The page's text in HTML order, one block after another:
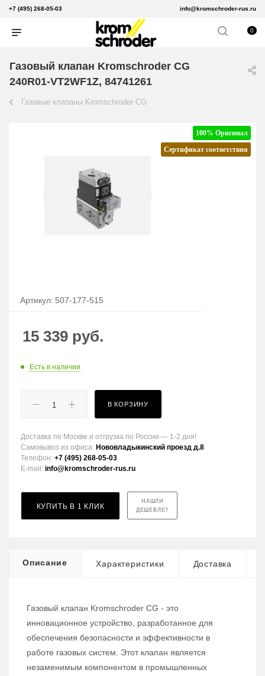
+7 (495) 268-05-03 info@kromschroder-rus.ru
0
Газовый клапан Kromschroder CG
240R01-VT2WF1Z, 84741261
Газовые клапаны Kromschroder CG
100% Оригинал
Сертификат соответствия
Артикул: 507-177-515
15 339 руб.
Есть в наличии
В КОРЗИНУ
Доставка по Москве и отгрузка по России — 1-2 дня!
Самовывоз из офиса: Нововладыкинский проезд д.8
Телефон: +7 (495) 268-05-03
E-mail: info@kromschroder-rus.ru
КУПИТЬ В 1 КЛИК
НАШЛИ
ДЕШЕВЛЕ?
Описание Характеристики Доставка
Газовый клапан Kromschroder CG - это
инновационное устройство, разработанное для
обеспечения безопасности и эффективности в
работе газовых систем. Этот клапан является
незаменимым компонентом в промышленных